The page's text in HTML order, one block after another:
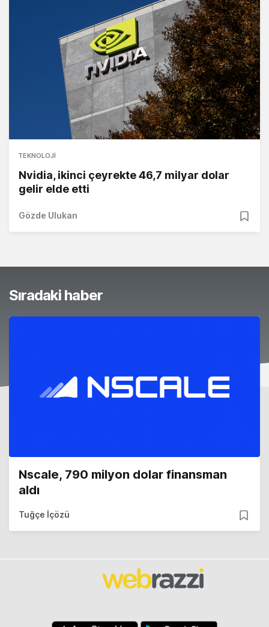
TEKNOLOJI
Nvidia, ikinci çeyrekte 46,7 milyar dolar
gelir elde etti
Gözde Ulukan
Sıradaki haber
Nscale, 790 milyon dolar finansman
aldı
Tuğçe İçözü